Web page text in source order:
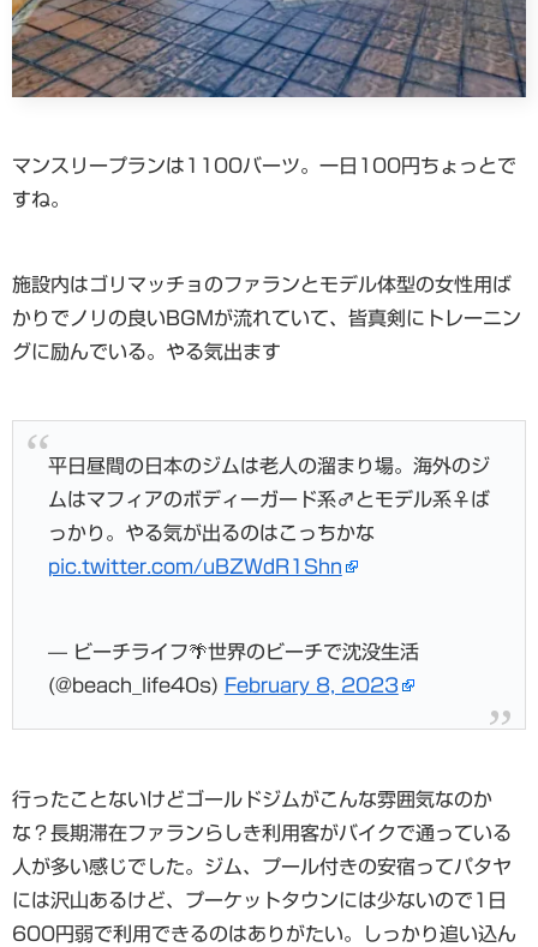
マンスリープランは1100バーツ。一日100円ちょっとで
すね。
施設内はゴリマッチョのファランとモデル体型の女性用ば
かりでノリの良いBGMが流れていて、皆真剣にトレーニン
グに励んでいる。やる気出ます
平日昼間の日本のジムは老人の溜まり場。海外のジ
ムはマフィアのボディーガード系♂とモデル系♀ば
っかり。やる気が出るのはこっちかな
pic.twitter.com/uBZWdR1Shn
— ビーチライフ🌴世界のビーチで沈没生活
(@beach_life40s) February 8, 2023
行ったことないけどゴールドジムがこんな雰囲気なのか
な？長期滞在ファランらしき利用客がバイクで通っている
人が多い感じでした。ジム、プール付きの安宿ってパタヤ
には沢山あるけど、プーケットタウンには少ないので1日
600円弱で利用できるのはありがたい。しっかり追い込ん